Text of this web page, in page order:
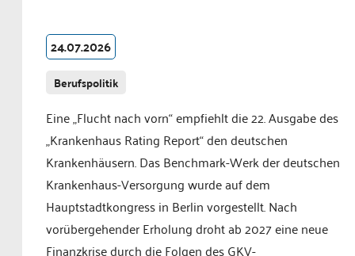
24.07.2026
Berufspolitik
Eine „Flucht nach vorn“ empfiehlt die 22. Ausgabe des
„Krankenhaus Rating Report“ den deutschen
Krankenhäusern. Das Benchmark-Werk der deutschen
Krankenhaus-Versorgung wurde auf dem
Hauptstadtkongress in Berlin vorgestellt. Nach
vorübergehender Erholung droht ab 2027 eine neue
Finanzkrise durch die Folgen des GKV-